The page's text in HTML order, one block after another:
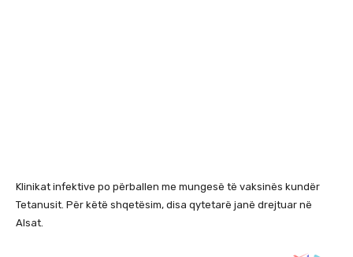
Klinikat infektive po përballen me mungesë të vaksinës kundër
Tetanusit. Për këtë shqetësim, disa qytetarë janë drejtuar në
Alsat.